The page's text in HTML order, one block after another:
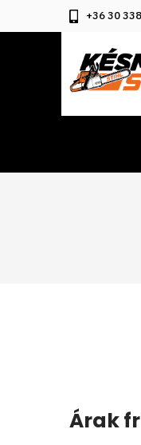
+36 30
Árak